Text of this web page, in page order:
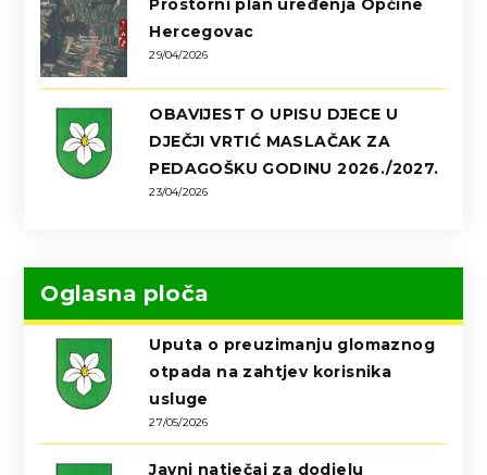
Prostorni plan uređenja Općine
Hercegovac
29/04/2026
OBAVIJEST O UPISU DJECE U
DJEČJI VRTIĆ MASLAČAK ZA
PEDAGOŠKU GODINU 2026./2027.
23/04/2026
Oglasna ploča
Uputa o preuzimanju glomaznog
otpada na zahtjev korisnika
usluge
27/05/2026
Javni natječaj za dodjelu